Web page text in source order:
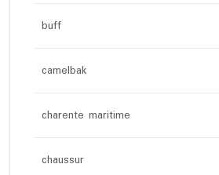
buff
camelbak
charente maritime
chaussur